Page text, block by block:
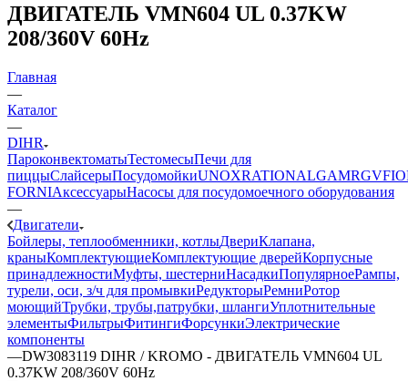
ДВИГАТЕЛЬ VMN604 UL 0.37KW
208/360V 60Hz
Главная
—
Каталог
—
DIHR
ПароконвектоматыТестомесыПечи для
пиццыСлайсерыПосудомойкиUNOXRATIONALGAMRGV
FORNIАксессуарыНасосы для посудомоечного оборудования
—
Двигатели
Бойлеры, теплообменники, котлыДвериКлапана,
краныКомплектующиеКомплектующие дверейКорпусные
принадлежностиМуфты, шестерниНасадкиПопулярноеРампы,
турели, оси, з/ч для промывкиРедукторыРемниРотор
моющийТрубки, трубы,патрубки, шлангиУплотнительные
элементыФильтрыФитингиФорсункиЭлектрические
компоненты
—DW3083119 DIHR / KROMO - ДВИГАТЕЛЬ VMN604 UL
0.37KW 208/360V 60Hz